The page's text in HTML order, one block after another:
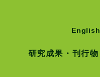
研究成果・刊行物
English